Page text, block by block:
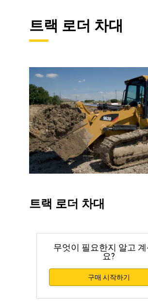
트랙 로더 차대
트랙 로더 차대
무엇이 필요한지 알고
요?
구매 시작하기